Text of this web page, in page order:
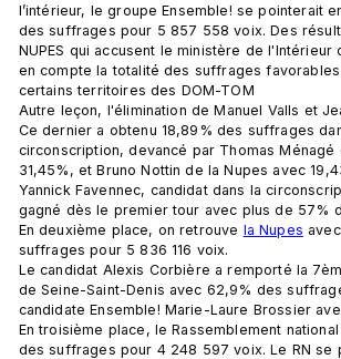
l’intérieur, le groupe Ensemble! se pointerait
des suffrages pour 5 857 558 voix. Des
NUPES qui accusent le ministère de l'Intérieur
en compte la totalité des suffrages favorables
certains territoires des DOM-TOM
Autre leçon, l'élimination de Manuel Valls et
Ce dernier a obtenu 18,89% des suffrages
circonscription, devancé par Thomas Ménagé
31,45%, et Bruno Nottin de la Nupes avec
Yannick Favennec, candidat dans la
gagné dès le premier tour avec plus de 57%
En deuxième place, on retrouve la Nupes
suffrages pour 5 836 116 voix.
Le candidat Alexis Corbière a remporté la
de Seine-Saint-Denis avec 62,9% des
candidate Ensemble! Marie-Laure Brossier
En troisième place, le Rassemblement
des suffrages pour 4 248 597 voix. Le RN se